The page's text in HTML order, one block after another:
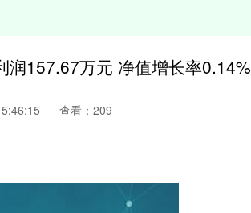
润157.67万元 净值增长率0.14%
查看：209